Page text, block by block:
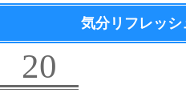
気分リフレッ
20